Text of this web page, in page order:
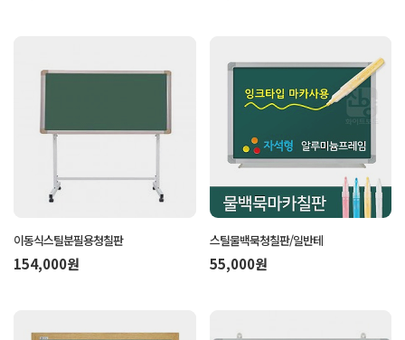
이동식스틸분필용청칠판
154,000원
스틸물백묵청칠판/일반테
55,000원